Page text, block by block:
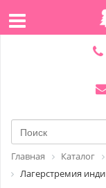
Главная Каталог
Лагерстремия